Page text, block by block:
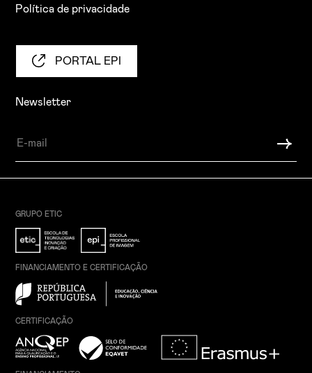
Política de privacidade
PORTAL EPI
Newsletter
GRUPO ETIC
FINANCIAMENTO E CERTIFICAÇÃO
CERTIFICAÇÃO